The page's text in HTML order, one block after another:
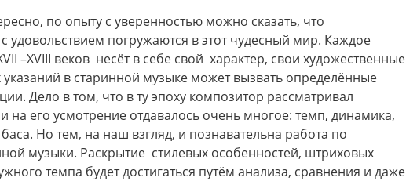
по опыту с уверенностью можно сказать, что
удовольствием погружаются в этот чудесный мир. Каждое
–XVIII веков несёт в себе свой характер, свои художественные
указаний в старинной музыке может вызвать определённые
Дело в том, что в ту эпоху композитор рассматривал
на его усмотрение отдавалось очень многое: темп, динамика,
Но тем, на наш взгляд, и познавательна работа по
музыки. Раскрытие стилевых особенностей, штриховых
темпа будет достигаться путём анализа, сравнения и даже